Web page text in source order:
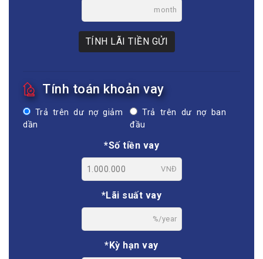
month
TÍNH LÃI TIỀN GỬI
Tính toán khoản vay
Trả trên dư nợ giảm
dần
Trả trên dư nợ ban
đầu
*Số tiền vay
VNĐ
*Lãi suất vay
%/year
*Kỳ hạn vay